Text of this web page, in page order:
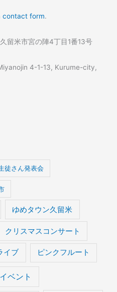
contact form.
留米市宮の陣4丁目1番13号
4-1-13, Kurume-city,
徒さん発表会
ゆめタウン久留米
クリスマスコンサート
イブ ピンクフルート
ベント